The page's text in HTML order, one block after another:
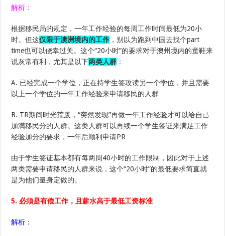
解析：
根据移民局的规定，一年工作经验的每周工作时间最低为20小
时。但这仅限于澳洲境内的工作 ，别以为跑到中国去找个part
time也可以侥幸过关。这个“20小时”的要求对于澳州境内的童鞋来
说灰常有利，尤其是以下两类人群 ：
A. 已经完成一个学位，正在持学生签攻读另一个学位，并且需要
以上一个学位的一年工作经验来申请移民的人群
B. TR期间时光荒废，“突然发现”再做一年工作经验才可以给自己
加满移民分的人群。这类人群可以再续一个学生签证来满足工作
经验加分的要求，一年后顺利申请PR
由于学生签证基本都有每两周40小时的工作限制，因此对于上述
两类需要申请移民的人群来说，这个“20小时”的最低要求简直就
是为他们量身定做的。
5. 必须是有偿工作，且薪水高于最低工资标准
解析：